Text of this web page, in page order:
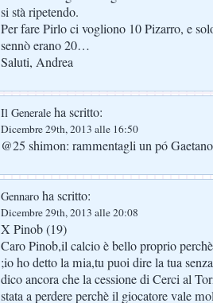
si stà ripetendo.
Per fare Pirlo ci vogliono 10 Pizarro, e
sennò erano 20…
Saluti, Andrea
Il Generale ha scritto:
Dicembre 29th, 2013 alle 16:50
@25 shimon: rammentagli un pó
Gennaro ha scritto:
Dicembre 29th, 2013 alle 20:08
X Pinob (19)
Caro Pinob,il calcio è bello proprio
;io ho detto la mia,tu puoi dire la tua
dico ancora che la cessione di Cerci al
stata a perdere perchè il giocatore vale